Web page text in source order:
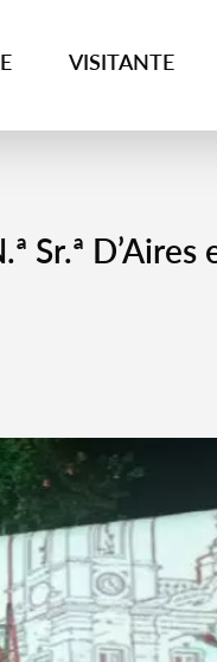
VISITANTE
Sr.ª D’Aires